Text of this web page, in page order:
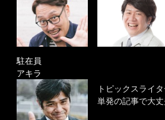
駐在員
アキラ
トピックスライ
単発の記事で大丈